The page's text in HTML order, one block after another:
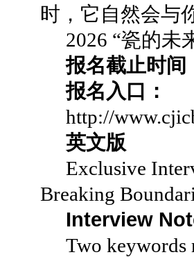
时，它自然会与
2026 “瓷的未
报名截止时间
报名入口：
http://
英文版
Exclusive
Breaking
Interview
Two keywords